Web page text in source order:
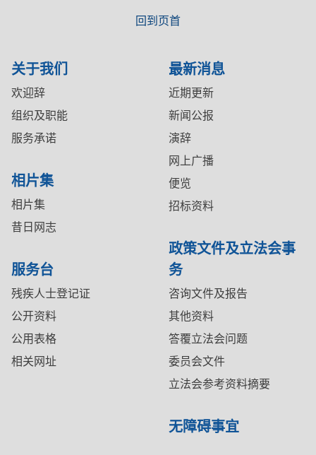
回到页首
关于我们
欢迎辞
组织及职能
服务承诺
相片集
相片集
昔日网志
服务台
残疾人士登记证
公开资料
公用表格
相关网址
最新消息
近期更新
新闻公报
演辞
网上广播
便览
招标资料
政策文件及立法会事
务
咨询文件及报告
其他资料
答覆立法会问题
委员会文件
立法会参考资料摘要
无障碍事宜